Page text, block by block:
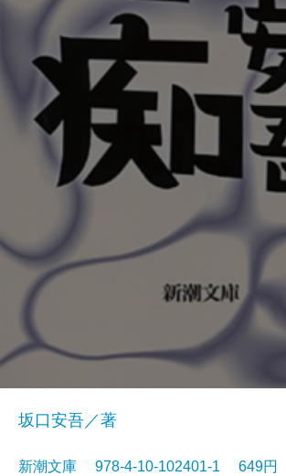
坂口安吾／著
新潮文庫 978-4-10-102401-1 649円